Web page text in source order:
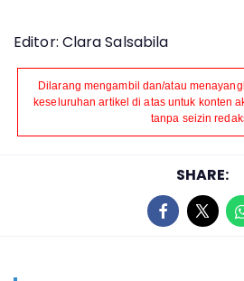
Editor: Clara Salsabila
Dilarang mengambil dan/atau
keseluruhan artikel di atas untuk konten
tanpa seizin
SHARE: